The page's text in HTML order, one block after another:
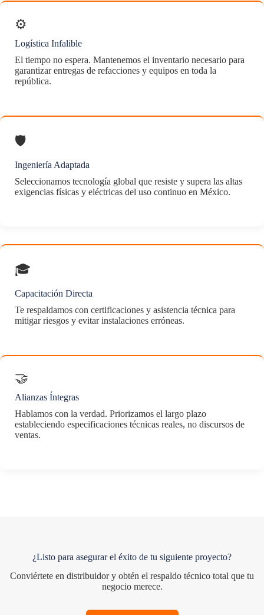
⚙️
Logística Infalible
El tiempo no espera. Mantenemos el inventario necesario para
garantizar entregas de refacciones y equipos en toda la
república.
🛡️
Ingeniería Adaptada
Seleccionamos tecnología global que resiste y supera las altas
exigencias físicas y eléctricas del uso continuo en México.
🎓
Capacitación Directa
Te respaldamos con certificaciones y asistencia técnica para
mitigar riesgos y evitar instalaciones erróneas.
🤝
Alianzas Íntegras
Hablamos con la verdad. Priorizamos el largo plazo
estableciendo especificaciones técnicas reales, no discursos de
ventas.
¿Listo para asegurar el éxito de tu siguiente proyecto?
Conviértete en distribuidor y obtén el respaldo técnico total que tu
negocio merece.